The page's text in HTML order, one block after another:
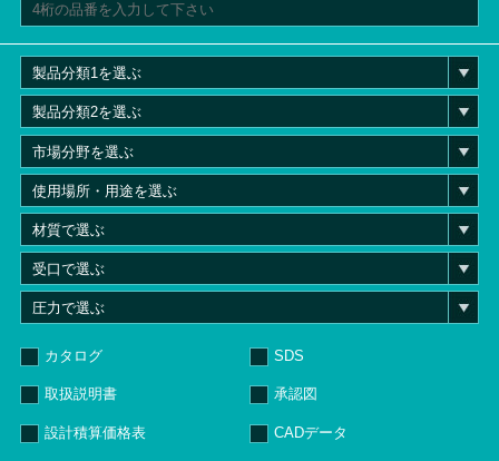
カタログ SDS
取扱説明書 承認図
設計積算価格表 CADデータ